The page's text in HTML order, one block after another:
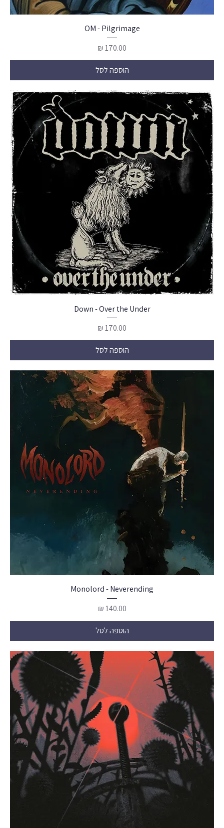
OM - Pilgrimage
מחיר
הוספה לסל
Down - Over the Under
מחיר
הוספה לסל
Monolord - Neverending
מחיר
הוספה לסל